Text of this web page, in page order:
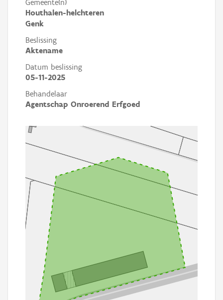
Gemeente(n)
Houthalen-helchteren
Genk
Beslissing
Aktename
Datum beslissing
05-11-2025
Behandelaar
Agentschap Onroerend Erfgoed